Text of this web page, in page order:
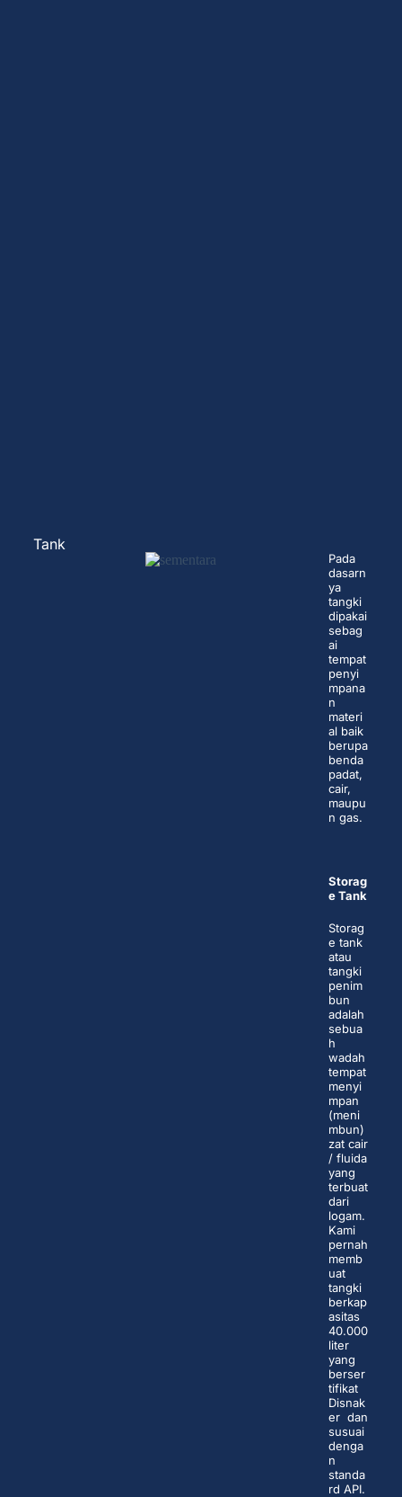
Tank
Pada
dasarn
ya
tangki
dipakai
sebag
ai
tempat
penyi
mpana
n
materi
al baik
berupa
benda
padat,
cair,
maupu
n gas.
Storag
e Tank
Storag
e tank
atau
tangki
penim
bun
adalah
sebua
h
wadah
tempat
menyi
mpan
(meni
mbun)
zat cair
/ fluida
yang
terbuat
dari
logam.
Kami
pernah
memb
uat
tangki
berkap
asitas
40.000
liter
yang
berser
tifikat
Disnak
er dan
susuai
denga
n
standa
rd API.